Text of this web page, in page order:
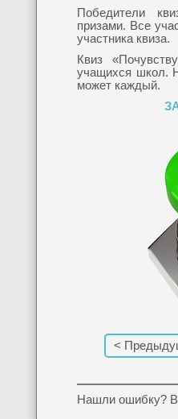
Победители
призами. Все
участника квиза.
Квиз
учащихся школ.
может каждый.
<
Нашли ошибку?